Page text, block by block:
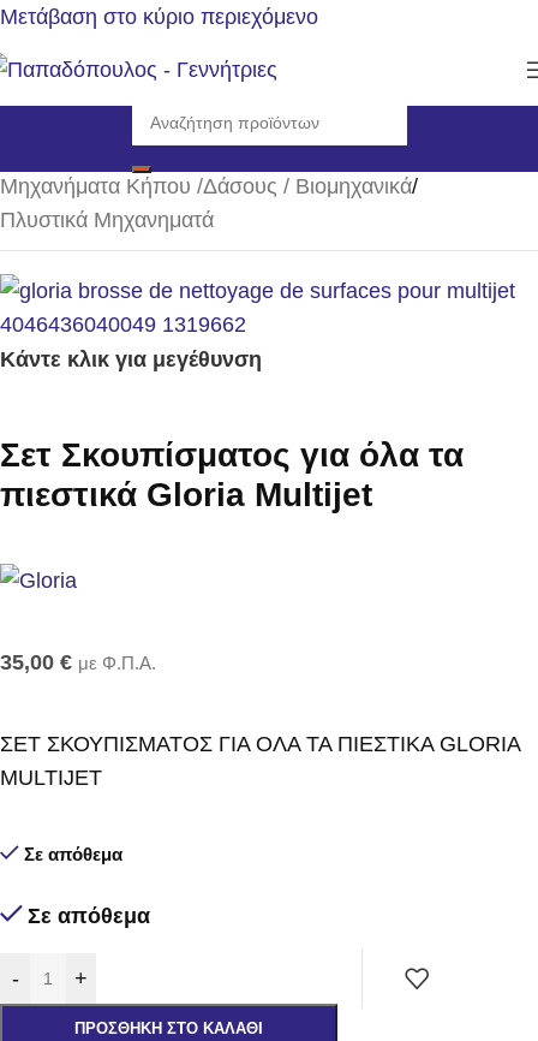
Μετάβαση στο κύριο περιεχόμενο
Αρχική σελίδα/
Μηχανήματα Κήπου /Δάσους / Βιομηχανικά/
Πλυστικά Μηχανηματά
Κάντε κλικ για μεγέθυνση
Σετ Σκουπίσματος για όλα τα
πιεστικά Gloria Multijet
35,00 € με Φ.Π.Α.
ΣΕΤ ΣΚΟΥΠΙΣΜΑΤΟΣ ΓΙΑ ΟΛΑ ΤΑ ΠΙΕΣΤΙΚΑ GLORIA
MULTIJET
Σε απόθεμα
Σε απόθεμα
- +
ΠΡΟΣΘΉΚΗ ΣΤΟ ΚΑΛΆΘΙ